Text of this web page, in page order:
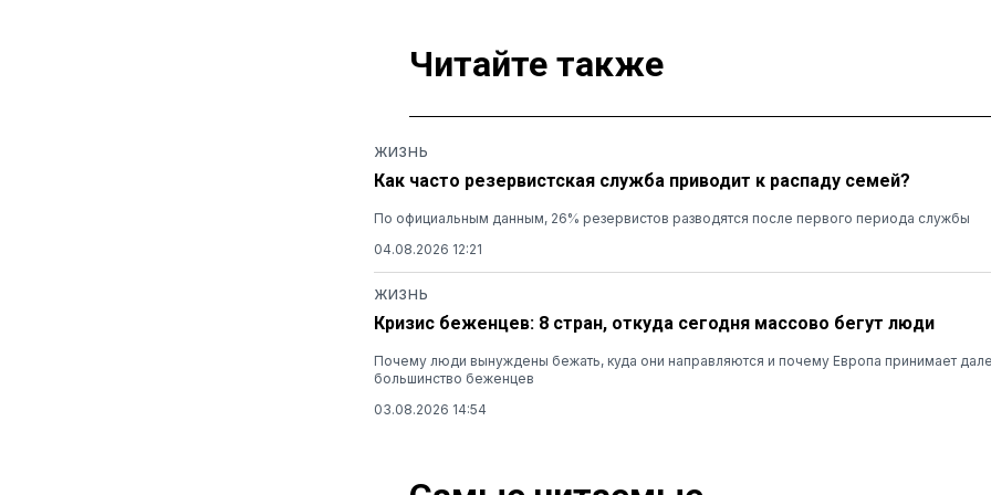
Читайте также
ЖИЗНЬ
Как часто резервистская служба приводит к распаду семей?
По официальным данным, 26% резервистов разводятся после первого периода службы
04.08.2026 12:21
ЖИЗНЬ
Кризис беженцев: 8 стран, откуда сегодня массово бегут люди
Почему люди вынуждены бежать, куда они направляются и почему Европа принимает
большинство беженцев
03.08.2026 14:54